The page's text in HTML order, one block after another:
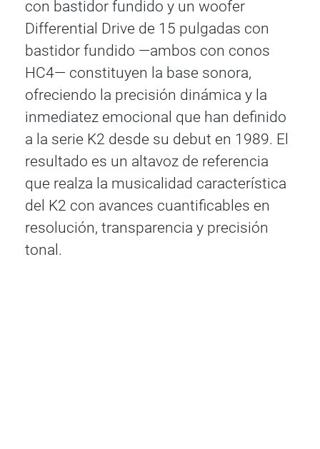
con bastidor fundido y un woofer
Differential Drive de 15 pulgadas con
bastidor fundido —ambos con conos
HC4— constituyen la base sonora,
ofreciendo la precisión dinámica y la
inmediatez emocional que han definido
a la serie K2 desde su debut en 1989. El
resultado es un altavoz de referencia
que realza la musicalidad característica
del K2 con avances cuantificables en
resolución, transparencia y precisión
tonal.